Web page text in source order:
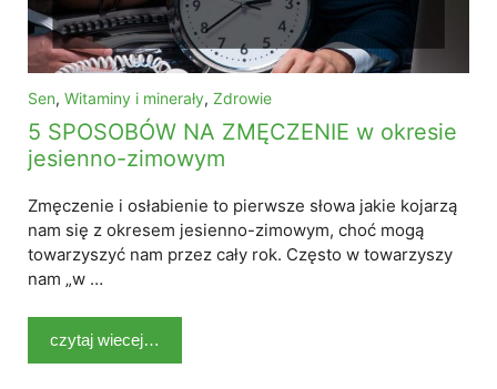
Sen, Witaminy i minerały, Zdrowie
5 SPOSOBÓW NA ZMĘCZENIE w okresie
jesienno-zimowym
Zmęczenie i osłabienie to pierwsze słowa jakie kojarzą
nam się z okresem jesienno-zimowym, choć mogą
towarzyszyć nam przez cały rok. Często w towarzyszy
nam „w …
czytaj wiecej…